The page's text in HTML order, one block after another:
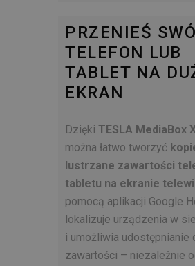
PRZENIEŚ
TELEFON LUB
TABLET NA
EKRAN
Dzięki TESLA MediaBox
można łatwo tworzyć
lustrzane zawartości
tabletu na ekranie
pomocą aplikacji Google
lokalizuje urządzenia w
i umożliwia udostępnianie
zawartości – niezależnie